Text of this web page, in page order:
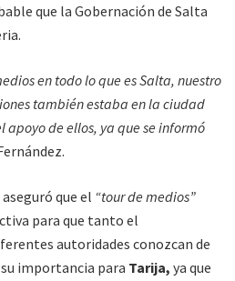
que la Gobernación de Salta
en todo lo que es Salta, nuestro
también estaba en la ciudad
apoyo de ellos, ya que se informó
que el “tour de medios”
para que tanto el
autoridades conozcan de
importancia para Tarija, ya que